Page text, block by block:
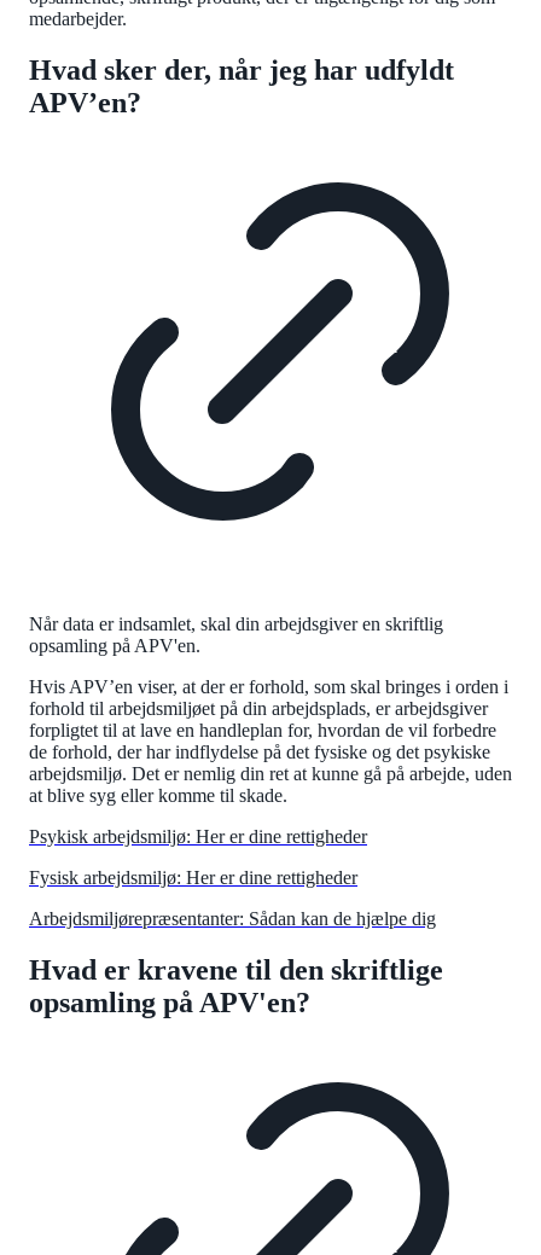
medarbejder.
Hvad sker der, når jeg har udfyldt
APV’en?
Når data er indsamlet, skal din arbejdsgiver en skriftlig
opsamling på APV'en.
Hvis APV’en viser, at der er forhold, som skal bringes i orden i
forhold til arbejdsmiljøet på din arbejdsplads, er arbejdsgiver
forpligtet til at lave en handleplan for, hvordan de vil forbedre
de forhold, der har indflydelse på det fysiske og det psykiske
arbejdsmiljø. Det er nemlig din ret at kunne gå på arbejde, uden
at blive syg eller komme til skade.
Psykisk arbejdsmiljø: Her er dine rettigheder
Fysisk arbejdsmiljø: Her er dine rettigheder
Arbejdsmiljørepræsentanter: Sådan kan de hjælpe dig
Hvad er kravene til den skriftlige
opsamling på APV'en?